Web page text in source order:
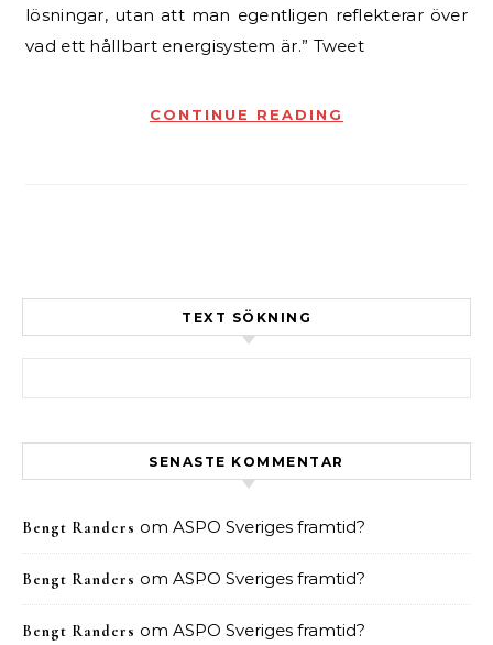
lösningar, utan att man egentligen reflekterar över
vad ett hållbart energisystem är.” Tweet
CONTINUE READING
TEXT SÖKNING
SENASTE KOMMENTAR
Bengt Randers om ASPO Sveriges framtid?
Bengt Randers om ASPO Sveriges framtid?
Bengt Randers om ASPO Sveriges framtid?